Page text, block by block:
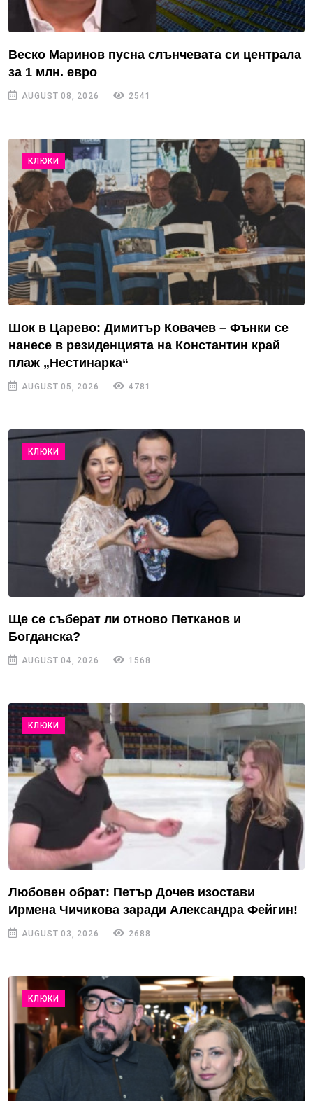
Веско Маринов пусна слънчевата си централа
за 1 млн. евро
AUGUST 08, 2026 2541
КЛЮКИ
Шок в Царево: Димитър Ковачев – Фънки се
нанесе в резиденцията на Константин край
плаж „Нестинарка“
AUGUST 05, 2026 4781
КЛЮКИ
Ще се съберат ли отново Петканов и
Богданска?
AUGUST 04, 2026 1568
КЛЮКИ
Любовен обрат: Петър Дочев изостави
Ирмена Чичикова заради Александра Фейгин!
AUGUST 03, 2026 2688
КЛЮКИ